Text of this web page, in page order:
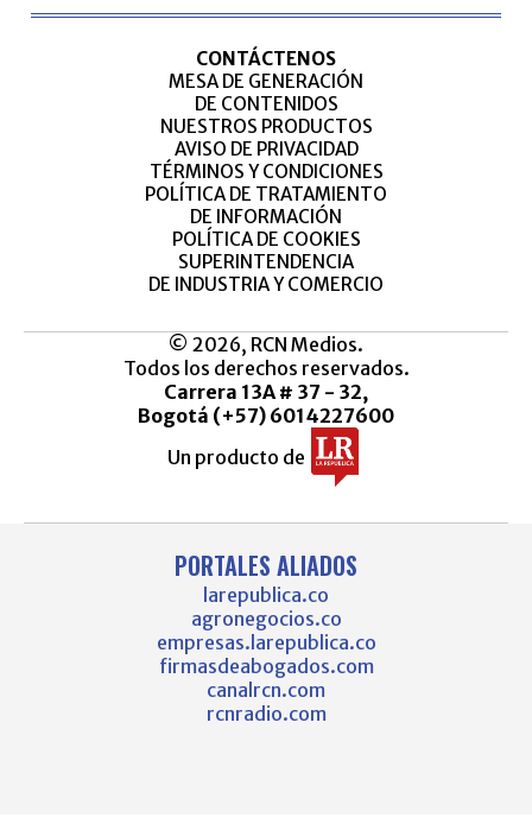
CONTÁCTENOS
MESA DE GENERACIÓN
DE CONTENIDOS
NUESTROS PRODUCTOS
AVISO DE PRIVACIDAD
TÉRMINOS Y CONDICIONES
POLÍTICA DE TRATAMIENTO
DE INFORMACIÓN
POLÍTICA DE COOKIES
SUPERINTENDENCIA
DE INDUSTRIA Y COMERCIO
© 2026, RCN Medios.
Todos los derechos reservados.
Carrera 13A # 37 - 32,
Bogotá (+57) 6014227600
Un producto de
PORTALES ALIADOS
larepublica.co
agronegocios.co
empresas.larepublica.co
firmasdeabogados.com
canalrcn.com
rcnradio.com